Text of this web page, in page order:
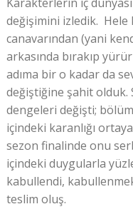
değişimini izledik. Hele
canavarından (yani
arkasında bırakıp
adıma bir o kadar da
değiştiğine şahit
dengeleri değişti;
içindeki karanlığı
sezon finalinde onu
içindeki duygularla
kabullendi,
teslim oluş.